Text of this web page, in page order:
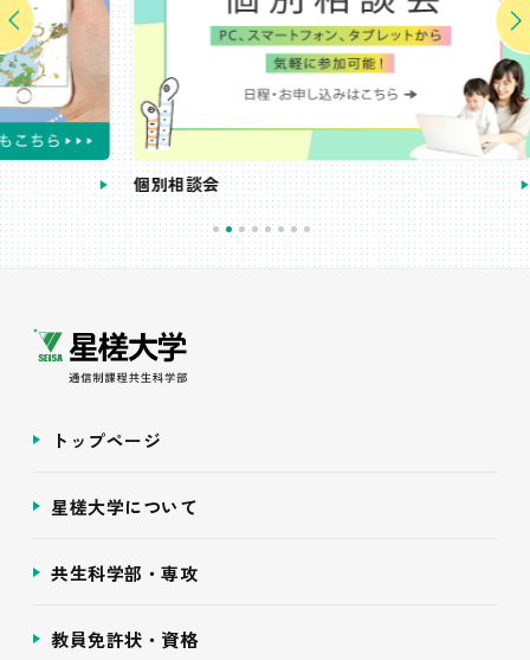
個別相談会 受講
トップページ
星槎大学について
共生科学部・専攻
教員免許状・資格